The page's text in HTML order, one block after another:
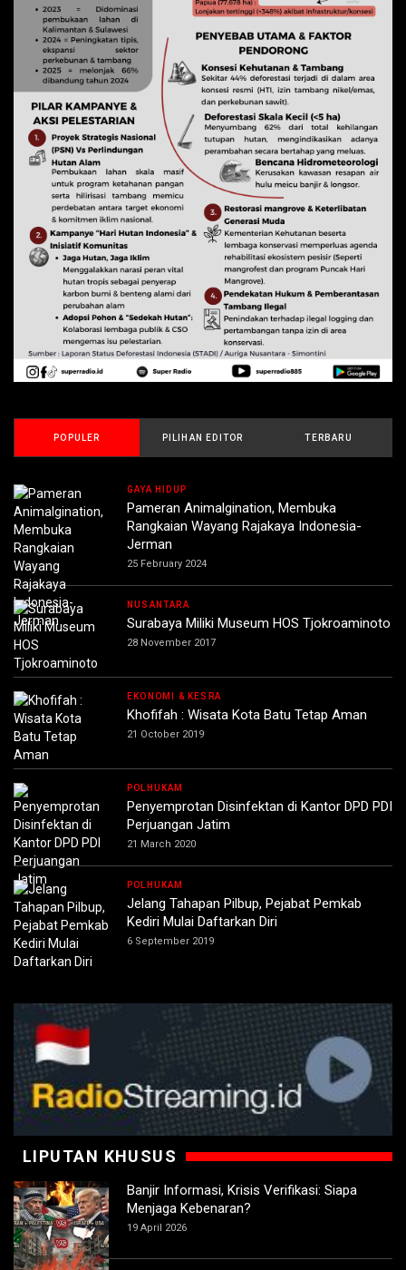
POPULER PILIHAN EDITOR TERBARU
GAYA HIDUP
Pameran Animalgination, Membuka
Rangkaian Wayang Rajakaya Indonesia-
Jerman
25 February 2024
NUSANTARA
Surabaya Miliki Museum HOS Tjokroaminoto
28 November 2017
EKONOMI & KESRA
Khofifah : Wisata Kota Batu Tetap Aman
21 October 2019
POLHUKAM
Penyemprotan Disinfektan di Kantor DPD PDI
Perjuangan Jatim
21 March 2020
POLHUKAM
Jelang Tahapan Pilbup, Pejabat Pemkab
Kediri Mulai Daftarkan Diri
6 September 2019
LIPUTAN KHUSUS
Banjir Informasi, Krisis Verifikasi: Siapa
Menjaga Kebenaran?
19 April 2026